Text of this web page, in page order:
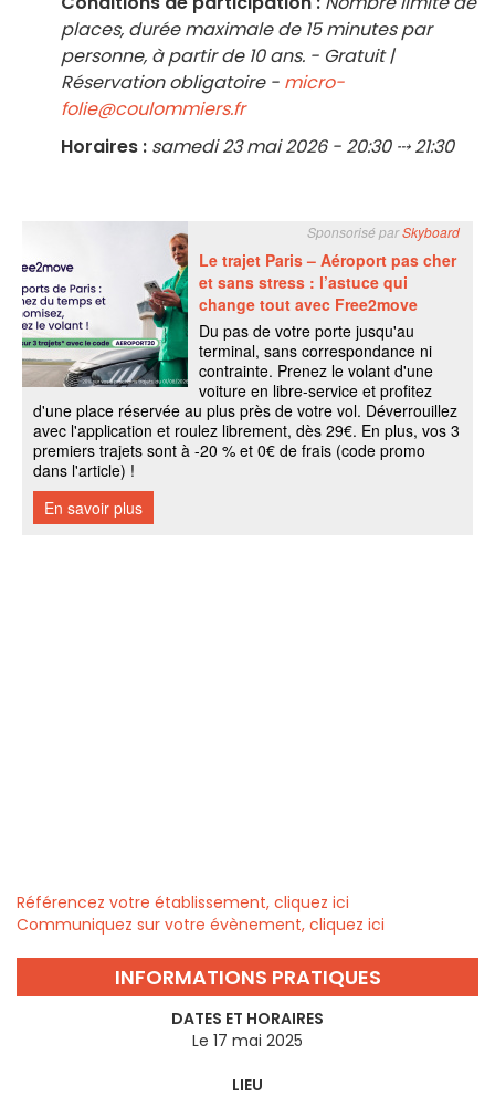
places, durée maximale de 15 minutes par
personne, à partir de 10 ans. - Gratuit |
Réservation obligatoire - micro-
folie@coulommiers.fr
Horaires : samedi 23 mai 2026 - 20:30 ⤏ 21:30
Référencez votre établissement, cliquez ici
Communiquez sur votre évènement, cliquez ici
INFORMATIONS PRATIQUES
DATES ET HORAIRES
Le 17 mai 2025
LIEU